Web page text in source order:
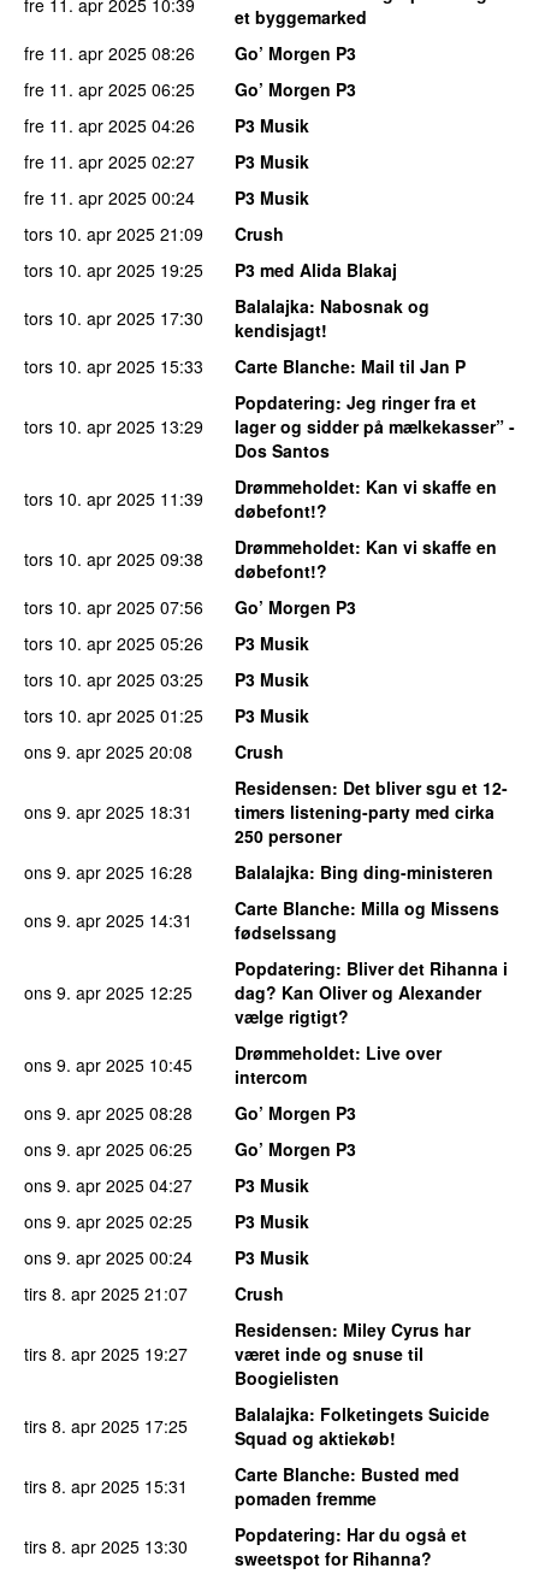
et byggemarked
fre 11. apr 2025 08:26
Go’ Morgen P3
fre 11. apr 2025 06:25
Go’ Morgen P3
fre 11. apr 2025 04:26
P3 Musik
fre 11. apr 2025 02:27
P3 Musik
fre 11. apr 2025 00:24
P3 Musik
tors 10. apr 2025 21:09
Crush
tors 10. apr 2025 19:25
P3 med Alida Blakaj
tors 10. apr 2025 17:30 Balalajka: Nabosnak og
kendisjagt!
tors 10. apr 2025 15:33 Carte Blanche: Mail til Jan P
tors 10. apr 2025 13:29
Popdatering: Jeg ringer fra et
lager og sidder på mælkekasser” -
Dos Santos
tors 10. apr 2025 11:39 Drømmeholdet: Kan vi skaffe en
døbefont!?
tors 10. apr 2025 09:38 Drømmeholdet: Kan vi skaffe en
døbefont!?
tors 10. apr 2025 07:56
Go’ Morgen P3
tors 10. apr 2025 05:26
P3 Musik
tors 10. apr 2025 03:25
P3 Musik
tors 10. apr 2025 01:25
P3 Musik
ons 9. apr 2025 20:08 Crush
ons 9. apr 2025 18:31
Residensen: Det bliver sgu et 12-
timers listening-party med cirka
250 personer
ons 9. apr 2025 16:28 Balalajka: Bing ding-ministeren
ons 9. apr 2025 14:31 Carte Blanche: Milla og Missens
fødselssang
ons 9. apr 2025 12:25
Popdatering: Bliver det Rihanna i
dag? Kan Oliver og Alexander
vælge rigtigt?
ons 9. apr 2025 10:45 Drømmeholdet: Live over
intercom
ons 9. apr 2025 08:28
Go’ Morgen P3
ons 9. apr 2025 06:25
Go’ Morgen P3
ons 9. apr 2025 04:27
P3 Musik
ons 9. apr 2025 02:25
P3 Musik
ons 9. apr 2025 00:24
P3 Musik
tirs 8. apr 2025 21:07 Crush
tirs 8. apr 2025 19:27
Residensen: Miley Cyrus har
været inde og snuse til
Boogielisten
tirs 8. apr 2025 17:25 Balalajka: Folketingets Suicide
Squad og aktiekøb!
tirs 8. apr 2025 15:31 Carte Blanche: Busted med
pomaden fremme
tirs 8. apr 2025 13:30 Popdatering: Har du også et
sweetspot for Rihanna?